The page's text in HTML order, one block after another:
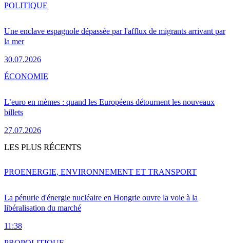
Une enclave espagnole dépassée par l'afflux de migrants arrivant par
la mer
30.07.2026
POLITIQUE
L’euro en mèmes : quand les Européens détournent les nouveaux
billets
27.07.2026
ÉCONOMIE
LES PLUS RÉCENTS
La pénurie d'énergie nucléaire en Hongrie ouvre la voie à la
libéralisation du marché
11:38
PROENERGIE, ENVIRONNEMENT ET TRANSPORT